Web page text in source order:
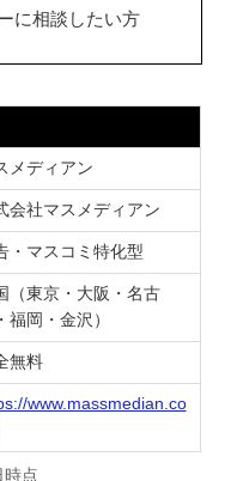
に相談したい方
メディアン
会社マスメディアン
・マスコミ特化型
（東京・大阪・名古
福岡・金沢）
無料
www.massmedian.co
時点